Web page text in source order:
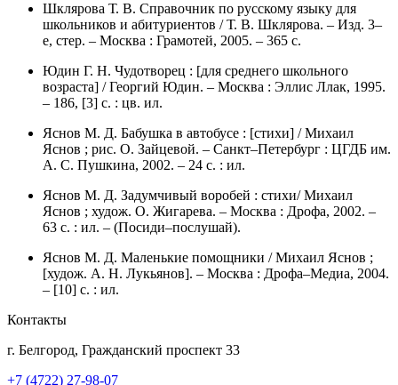
Шклярова Т. В. Справочник по русскому языку для
школьников и абитуриентов / Т. В. Шклярова. – Изд. 3–
е, стер. – Москва : Грамотей, 2005. – 365 с.
Юдин Г. Н. Чудотворец : [для среднего школьного
возраста] / Георгий Юдин. – Москва : Эллис Ллак, 1995.
– 186, [3] с. : цв. ил.
Яснов М. Д. Бабушка в автобусе : [стихи] / Михаил
Яснов ; рис. О. Зайцевой. – Санкт–Петербург : ЦГДБ им.
А. С. Пушкина, 2002. – 24 с. : ил.
Яснов М. Д. Задумчивый воробей : стихи/ Михаил
Яснов ; худож. О. Жигарева. – Москва : Дрофа, 2002. –
63 с. : ил. – (Посиди–послушай).
Яснов М. Д. Маленькие помощники / Михаил Яснов ;
[худож. А. Н. Лукьянов]. – Москва : Дрофа–Медиа, 2004.
– [10] с. : ил.
Контакты
г. Белгород, Гражданский проспект 33
+7 (4722) 27-98-07